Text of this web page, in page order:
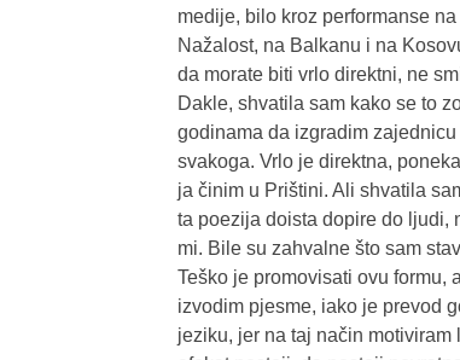
medije, bilo kroz performanse
Nažalost, na Balkanu i na
da morate biti vrlo direktni, ne
Dakle, shvatila sam kako se to
godinama da izgradim
svakoga. Vrlo je direktna,
ja činim u Prištini. Ali shvatila
ta poezija doista dopire do ljudi,
mi. Bile su zahvalne što sam
Teško je promovisati ovu formu,
izvodim pjesme, iako je prevod
jeziku, jer na taj način